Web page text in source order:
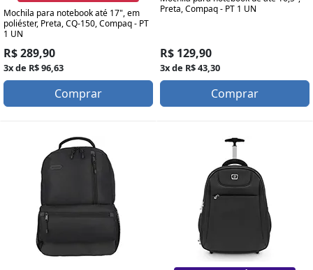
Mochila para notebook até 17", em
poliéster, Preta, CQ-150, Compaq - PT
1 UN
R$ 289,90
3x de R$ 96,63
Comprar
Preta, Compaq - PT 1 UN
R$ 129,90
3x de R$ 43,30
Comprar